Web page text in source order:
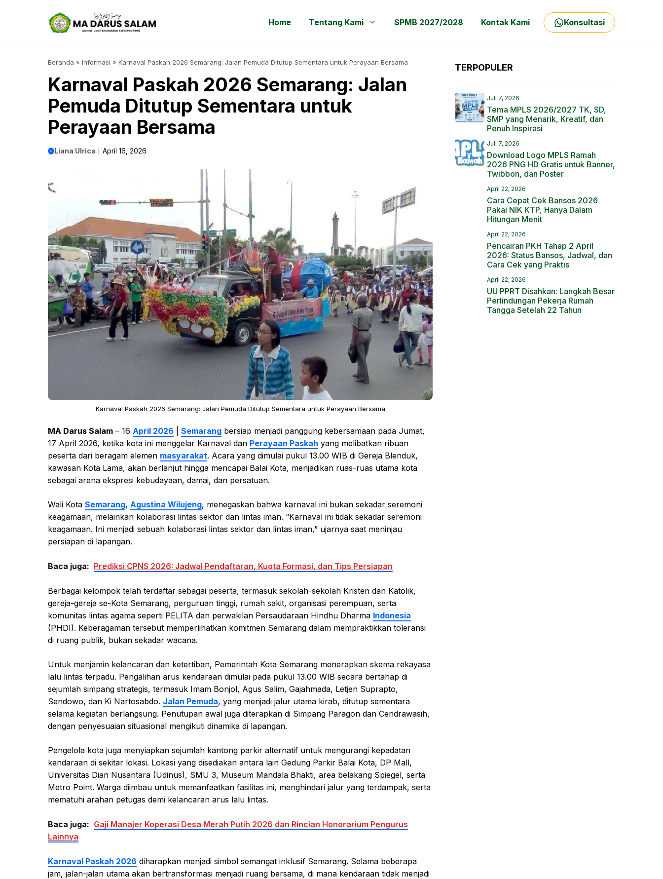
Home Tentang Kami SPMB 2027/2028 Kontak Kami Konsultasi
Beranda » Informasi » Karnaval Paskah 2026 Semarang: Jalan Pemuda Ditutup Sementara untuk Perayaan Bersama
Karnaval Paskah 2026 Semarang: Jalan
Pemuda Ditutup Sementara untuk
Perayaan Bersama
Liana Ulrica April 16, 2026
Karnaval Paskah 2026 Semarang: Jalan Pemuda Ditutup Sementara untuk Perayaan Bersama
MA Darus Salam – 16 April 2026 Semarang bersiap menjadi panggung kebersamaan pada Jumat,
17 April 2026, ketika kota ini menggelar Karnaval dan Perayaan Paskah yang melibatkan ribuan
peserta dari beragam elemen masyarakat. Acara yang dimulai pukul 13.00 WIB di Gereja Blenduk,
kawasan Kota Lama, akan berlanjut hingga mencapai Balai Kota, menjadikan ruas-ruas utama kota
sebagai arena ekspresi kebudayaan, damai, dan persatuan.
Wali Kota Semarang, Agustina Wilujeng, menegaskan bahwa karnaval ini bukan sekadar seremoni
keagamaan, melainkan kolaborasi lintas sektor dan lintas iman. “Karnaval ini tidak sekadar seremoni
keagamaan. Ini menjadi sebuah kolaborasi lintas sektor dan lintas iman,” ujarnya saat meninjau
persiapan di lapangan.
Baca juga: Prediksi CPNS 2026: Jadwal Pendaftaran, Kuota Formasi, dan Tips Persiapan
Berbagai kelompok telah terdaftar sebagai peserta, termasuk sekolah-sekolah Kristen dan Katolik,
gereja-gereja se-Kota Semarang, perguruan tinggi, rumah sakit, organisasi perempuan, serta
komunitas lintas agama seperti PELITA dan perwakilan Persaudaraan Hindhu Dharma Indonesia
(PHDI). Keberagaman tersebut memperlihatkan komitmen Semarang dalam mempraktikkan toleransi
di ruang publik, bukan sekadar wacana.
Untuk menjamin kelancaran dan ketertiban, Pemerintah Kota Semarang menerapkan skema rekayasa
lalu lintas terpadu. Pengalihan arus kendaraan dimulai pada pukul 13.00 WIB secara bertahap di
sejumlah simpang strategis, termasuk Imam Bonjol, Agus Salim, Gajahmada, Letjen Suprapto,
Sendowo, dan Ki Nartosabdo. Jalan Pemuda, yang menjadi jalur utama kirab, ditutup sementara
selama kegiatan berlangsung. Penutupan awal juga diterapkan di Simpang Paragon dan Cendrawasih,
dengan penyesuaian situasional mengikuti dinamika di lapangan.
Pengelola kota juga menyiapkan sejumlah kantong parkir alternatif untuk mengurangi kepadatan
kendaraan di sekitar lokasi. Lokasi yang disediakan antara lain Gedung Parkir Balai Kota, DP Mall,
Universitas Dian Nusantara (Udinus), SMU 3, Museum Mandala Bhakti, area belakang Spiegel, serta
Metro Point. Warga diimbau untuk memanfaatkan fasilitas ini, menghindari jalur yang terdampak, serta
mematuhi arahan petugas demi kelancaran arus lalu lintas.
Baca juga: Gaji Manajer Koperasi Desa Merah Putih 2026 dan Rincian Honorarium Pengurus
Lainnya
Karnaval Paskah 2026 diharapkan menjadi simbol semangat inklusif Semarang. Selama beberapa
jam, jalan-jalan utama akan bertransformasi menjadi ruang bersama, di mana kendaraan tidak menjadi
TERPOPULER
Juli 7, 2026
Tema MPLS 2026/2027 TK, SD,
SMP yang Menarik, Kreatif, dan
Penuh Inspirasi
Juli 7, 2026
Download Logo MPLS Ramah
2026 PNG HD Gratis untuk Banner,
Twibbon, dan Poster
April 22, 2026
Cara Cepat Cek Bansos 2026
Pakai NIK KTP, Hanya Dalam
Hitungan Menit
April 22, 2026
Pencairan PKH Tahap 2 April
2026: Status Bansos, Jadwal, dan
Cara Cek yang Praktis
April 22, 2026
UU PPRT Disahkan: Langkah Besar
Perlindungan Pekerja Rumah
Tangga Setelah 22 Tahun